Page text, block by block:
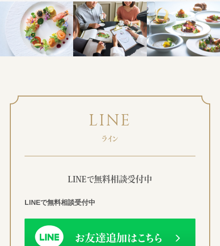
ライン
LINEで無料相談受付中
LINEで無料相談受付中